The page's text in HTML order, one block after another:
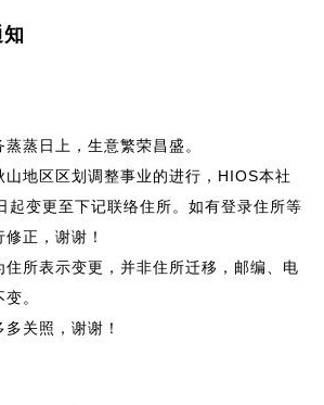
蒸日上，生意繁荣昌盛。
山地区区划调整事业的进行，HIOS本社
起变更至下记联络住所。如有登录住所等
正，谢谢！
住所表示变更，并非住所迁移，邮编、电
。
关照，谢谢！